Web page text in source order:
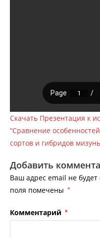
Скачать Презентация к
“Сравнение
сортов и гибридов
Добавить
Ваш адрес email не будет
поля помечены *
Комментарий *